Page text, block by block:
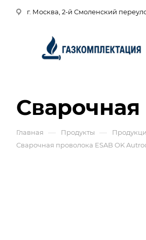
г. Москва, 2-й Смоленский
Главная — Продукты —
Сварочная проволока ESAB OK